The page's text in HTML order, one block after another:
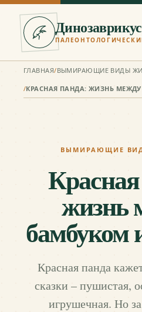
Динозаврикус
ГЛАВНАЯ/ВЫМИРАЮЩИЕ ВИДЫ
/КРАСНАЯ ПАНДА: ЖИЗНЬ
ВЫМИРАЮЩИЕ
жизнь
бамбуком
Красная панда
сказки – пушистая,
игрушечная. Но